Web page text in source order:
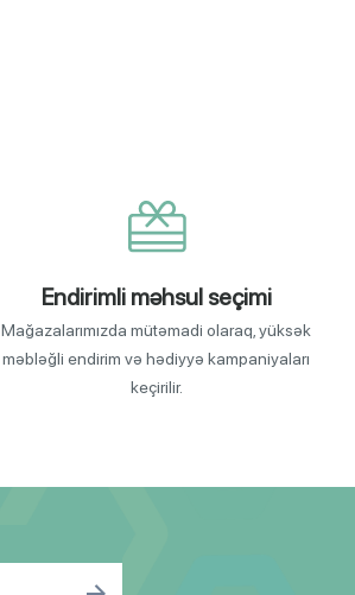
Endirimli məhsul seçimi
Mağazalarımızda mütəmadi olaraq, yüksək
məbləğli endirim və hədiyyə kampaniyaları
keçirilir.